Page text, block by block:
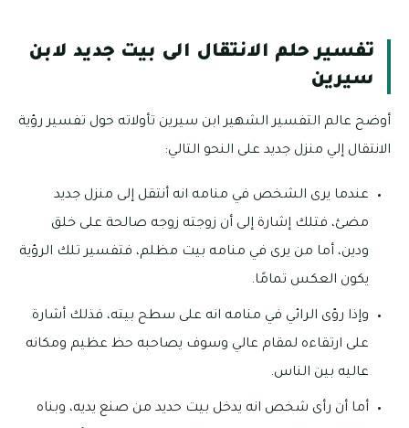
تفسير حلم الانتقال الى بيت جديد لابن
سيرين
أوضح عالم التفسير الشهير ابن سيرين تأولاته حول تفسير رؤية
الانتقال إلي منزل جديد على النحو التالي:
عندما يرى الشخص في منامه انه أنتقل إلى منزل جديد
مضئ، فتلك إشارة إلى أن زوجته زوجه صالحة على خلق
ودين، أما من يرى في منامه بيت مظلم، فتفسير تلك الرؤية
يكون العكس تمامًا.
وإذا رؤى الرائي في منامه انه على سطح بيته، فذلك أشارة
على ارتقاءه لمقام عالي وسوف يصاحبه حظ عظيم ومكانه
عاليه بين الناس.
أما أن رأى شخص انه يدخل بيت حديد من صنع يديه، وبناه